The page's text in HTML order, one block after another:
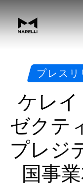
プレスリ
ケレ
ゼクテ
プレジ
国事